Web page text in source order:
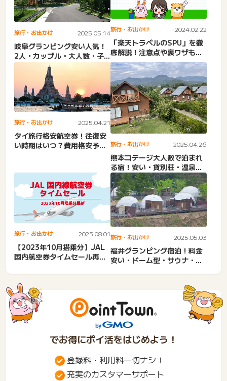
旅行・お出かけ 2025.05.14
岐阜グランピング安い人気！
2人・カップル・大人数・子
連れ・日帰り・コテージ・
旅行・お出かけ 2024.02.22
「楽天トラベルのSPU」を徹
底解説！注意点や裏ワザもご
紹介！
旅行・お出かけ 2025.04.21
タイ旅行格安航空券！往復安
い時期はいつ？費用格安予
旅行・お出かけ 2025.04.26
熊本コテージ大人数で泊まれ
る宿！安い・貸別荘・温泉付
き・おしゃれ・バーベキュ
ー...
旅行・お出かけ 2023.08.01
【2023年10月搭乗分】JAL
国内航空券タイムセール再開
旅行・お出かけ 2025.05.03
福井グランピング宿泊！料金
安い・ドーム型・サウナ・日
でお得にポイ活をはじめよう！
登録料・利用料一切ナシ！
充実のカスタマーサポート